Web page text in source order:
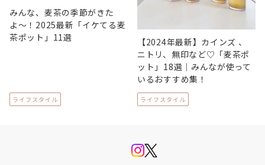
みんな、麦茶の季節がきた
よ〜！2025最新「イケてる麦
茶ポット」11選
ライフスタイル
【2024年最新】カインズ 、
ニトリ、無印など♡「麦茶ポ
ット」18選｜みんなが使って
いるおすすめ集！
ライフスタイル